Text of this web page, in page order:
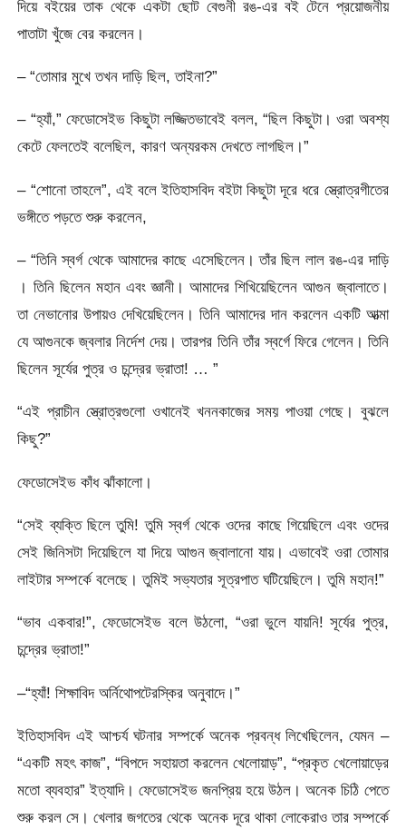
দিয়ে বইয়ের তাক থেকে একটা ছোট বেগুনী রঙ-এর বই টেনে প্রয়োজনীয়
পাতাটা খুঁজে বের করলেন।
– “তোমার মুখে তখন দাড়ি ছিল, তাইনা?”
– “হ্যাঁ,” ফেডোসেইভ কিছুটা লজ্জিতভাবেই বলল, “ছিল কিছুটা। ওরা অবশ্য
কেটে ফেলতেই বলেছিল, কারণ অন্যরকম দেখতে লাগছিল।”
– “শোনো তাহলে”, এই বলে ইতিহাসবিদ বইটা কিছুটা দূরে ধরে স্ত্রোত্রগীতের
ভঙ্গীতে পড়তে শুরু করলেন,
– “তিনি স্বর্গ থেকে আমাদের কাছে এসেছিলেন। তাঁর ছিল লাল রঙ-এর দাড়ি
। তিনি ছিলেন মহান এবং জ্ঞানী। আমাদের শিখিয়েছিলেন আগুন জ্বালাতে।
তা নেভানোর উপায়ও দেখিয়েছিলেন। তিনি আমাদের দান করলেন একটি আত্মা
যে আগুনকে জ্বলার নির্দেশ দেয়। তারপর তিনি তাঁর স্বর্গে ফিরে গেলেন। তিনি
ছিলেন সূর্যের পুত্র ও চন্দ্রের ভ্রাতা! … ”
“এই প্রাচীন স্ত্রোত্রগুলো ওখানেই খননকাজের সময় পাওয়া গেছে। বুঝলে
কিছু?”
ফেডোসেইভ কাঁধ ঝাঁকালো।
“সেই ব্যক্তি ছিলে তুমি! তুমি স্বর্গ থেকে ওদের কাছে গিয়েছিলে এবং ওদের
সেই জিনিসটা দিয়েছিলে যা দিয়ে আগুন জ্বালানো যায়। এভাবেই ওরা তোমার
লাইটার সম্পর্কে বলেছে। তুমিই সভ্যতার সূত্রপাত ঘটিয়েছিলে। তুমি মহান!”
“ভাব একবার!”, ফেডোসেইভ বলে উঠলো, “ওরা ভুলে যায়নি! সূর্যের পুত্র,
চন্দ্রের ভ্রাতা!”
–“হ্যাঁ! শিক্ষাবিদ অর্নিথোপটেরস্কির অনুবাদে।”
ইতিহাসবিদ এই আশ্চর্য ঘটনার সম্পর্কে অনেক প্রবন্ধ লিখেছিলেন, যেমন –
“একটি মহৎ কাজ”, “বিপদে সহায়তা করলেন খেলোয়াড়”, “প্রকৃত খেলোয়াড়ের
মতো ব্যবহার” ইত্যাদি। ফেডোসেইভ জনপ্রিয় হয়ে উঠল। অনেক চিঠি পেতে
শুরু করল সে। খেলার জগতের থেকে অনেক দূরে থাকা লোকেরাও তার সম্পর্কে